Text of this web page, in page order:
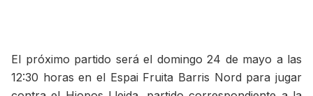
El próximo partido será el domingo 24 de mayo a las
12:30 horas en el Espai Fruita Barris Nord para jugar